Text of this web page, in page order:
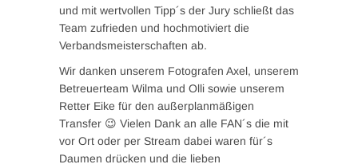
und mit wertvollen Tipp´s der Jury schließt das
Team zufrieden und hochmotiviert die
Verbandsmeisterschaften ab.
Wir danken unserem Fotografen Axel, unserem
Betreuerteam Wilma und Olli sowie unserem
Retter Eike für den außerplanmäßigen
Transfer 😉 Vielen Dank an alle FAN´s die mit
vor Ort oder per Stream dabei waren für´s
Daumen drücken und die lieben